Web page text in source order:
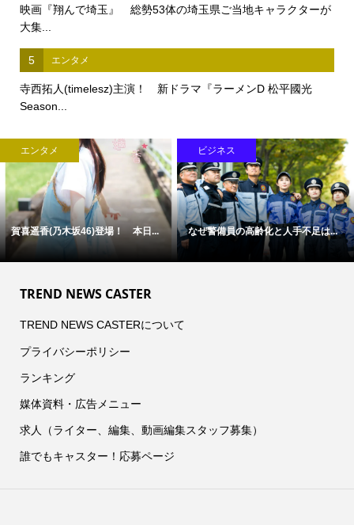
映画『翔んで埼玉』 総勢53体の埼玉県ご当地キャラクターが
大集...
5 エンタメ
寺西拓人(timelesz)主演！ 新ドラマ『ラーメンD 松平國光
Season...
エンタメ
賀喜遥香(乃木坂46)登場！ 本日...
ビジネス
なぜ警備員の高齢化と人手不足は...
TREND NEWS CASTER
TREND NEWS CASTERについて
プライバシーポリシー
ランキング
媒体資料・広告メニュー
求人（ライター、編集、動画編集スタッフ募集）
誰でもキャスター！応募ページ